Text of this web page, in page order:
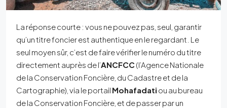
La réponse courte : vous ne pouvez pas, seul, garantir
qu’un titre foncier est authentique en le regardant. Le
seul moyen sûr, c’est de faire vérifier le numéro du titre
directement auprès de l’ANCFCC (l’Agence Nationale
de la Conservation Foncière, du Cadastre et de la
Cartographie), via le portail Mohafadati ou au bureau
de la Conservation Foncière, et de passer par un